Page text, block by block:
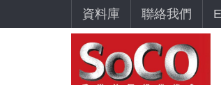
資料庫 聯絡我們